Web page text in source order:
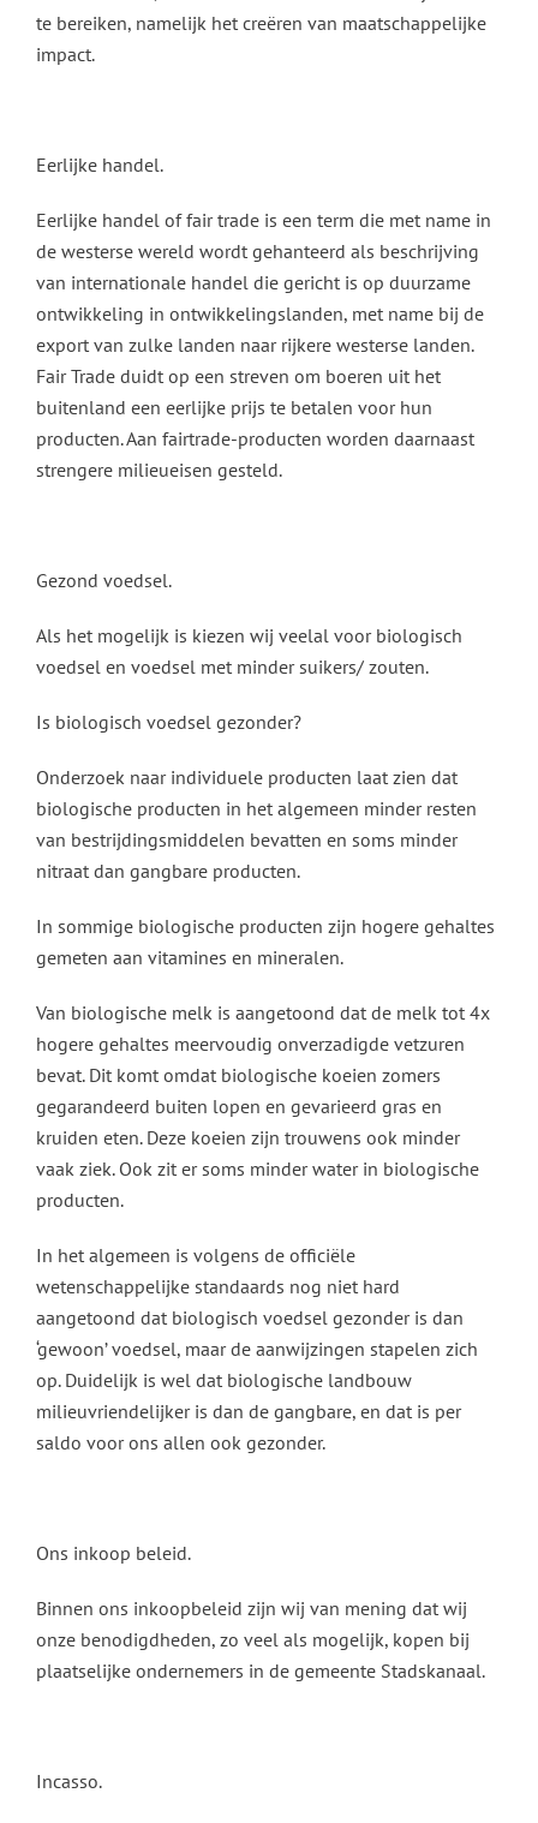
te bereiken, namelijk het creëren van maatschappelijke
impact.
Eerlijke handel.
Eerlijke handel of fair trade is een term die met name in
de westerse wereld wordt gehanteerd als beschrijving
van internationale handel die gericht is op duurzame
ontwikkeling in ontwikkelingslanden, met name bij de
export van zulke landen naar rijkere westerse landen.
Fair Trade duidt op een streven om boeren uit het
buitenland een eerlijke prijs te betalen voor hun
producten. Aan fairtrade-producten worden daarnaast
strengere milieueisen gesteld.
Gezond voedsel.
Als het mogelijk is kiezen wij veelal voor biologisch
voedsel en voedsel met minder suikers/ zouten.
Is biologisch voedsel gezonder?
Onderzoek naar individuele producten laat zien dat
biologische producten in het algemeen minder resten
van bestrijdingsmiddelen bevatten en soms minder
nitraat dan gangbare producten.
In sommige biologische producten zijn hogere gehaltes
gemeten aan vitamines en mineralen.
Van biologische melk is aangetoond dat de melk tot 4x
hogere gehaltes meervoudig onverzadigde vetzuren
bevat. Dit komt omdat biologische koeien zomers
gegarandeerd buiten lopen en gevarieerd gras en
kruiden eten. Deze koeien zijn trouwens ook minder
vaak ziek. Ook zit er soms minder water in biologische
producten.
In het algemeen is volgens de officiële
wetenschappelijke standaards nog niet hard
aangetoond dat biologisch voedsel gezonder is dan
‘gewoon’ voedsel, maar de aanwijzingen stapelen zich
op. Duidelijk is wel dat biologische landbouw
milieuvriendelijker is dan de gangbare, en dat is per
saldo voor ons allen ook gezonder.
Ons inkoop beleid.
Binnen ons inkoopbeleid zijn wij van mening dat wij
onze benodigdheden, zo veel als mogelijk, kopen bij
plaatselijke ondernemers in de gemeente Stadskanaal.
Incasso.